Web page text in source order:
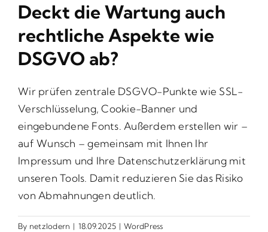
Deckt die Wartung auch
rechtliche Aspekte wie
DSGVO ab?
Wir prüfen zentrale DSGVO-Punkte wie SSL-
Verschlüsselung, Cookie-Banner und
eingebundene Fonts. Außerdem erstellen wir –
auf Wunsch – gemeinsam mit Ihnen Ihr
Impressum und Ihre Datenschutzerklärung mit
unseren Tools. Damit reduzieren Sie das Risiko
von Abmahnungen deutlich.
By netzlodern | 18.09.2025 | WordPress